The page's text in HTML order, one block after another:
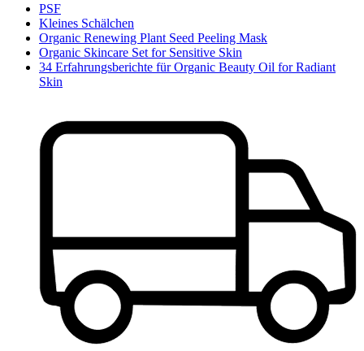
PSF
Kleines Schälchen
Organic Renewing Plant Seed Peeling Mask
Organic Skincare Set for Sensitive Skin
34 Erfahrungsberichte für Organic Beauty Oil for Radiant
Skin